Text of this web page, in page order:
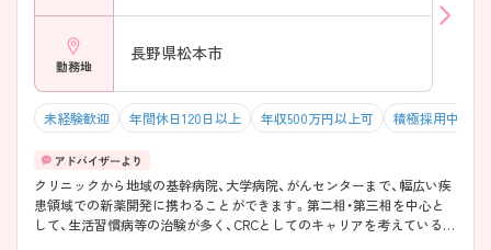
勤務地
長野県松本市
未経験歓迎 年間休日120日以上 年収500万円以上可 積極採用中
クリニックから地域の基幹病院、大学病院、がんセンターまで、幅広い疾
患領域での新薬開発に携わることができます。第二相・第三相を中心と
して、生活習慣病等の治験が多く、CRCとしてのキャリアを考えている方